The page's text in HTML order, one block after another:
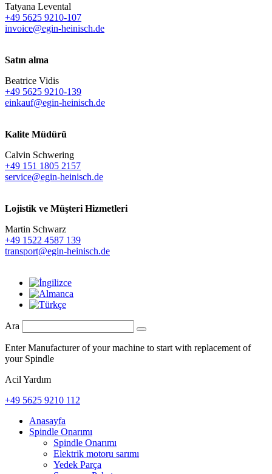
Tatyana Levental
+49 5625 9210-107
invoice@egin-heinisch.de
Satın alma
Beatrice Vidis
+49 5625 9210-139
einkauf@egin-heinisch.de
Kalite Müdürü
Calvin Schwering
+49 151 1805 2157
service@egin-heinisch.de
Lojistik ve Müşteri Hizmetleri
Martin Schwarz
+49 1522 4587 139
transport@egin-heinisch.de
Ara
Enter Manufacturer of your machine to start with replacement of
your Spindle
Acil Yardım
+49 5625 9210 112
Anasayfa
Spindle Onarımı
Spindle Onarımı
Elektrik motoru sarımı
Yedek Parça